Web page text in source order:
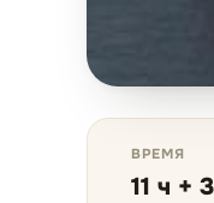
ВРЕМЯ
11 ч +